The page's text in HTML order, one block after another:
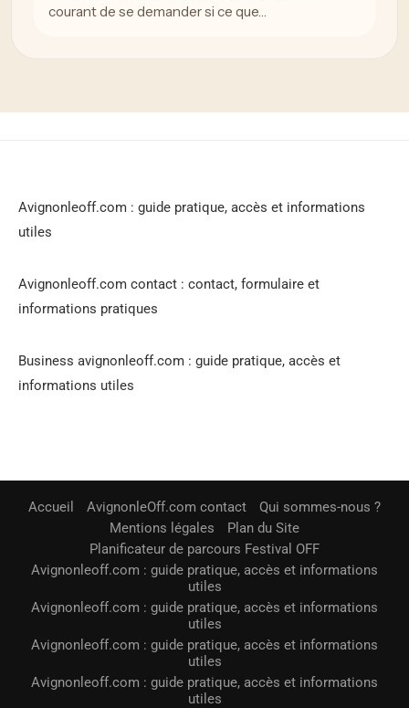
courant de se demander si ce que…
Avignonleoff.com : guide pratique, accès et informations
utiles
Avignonleoff.com contact : contact, formulaire et
informations pratiques
Business avignonleoff.com : guide pratique, accès et
informations utiles
Accueil AvignonleOff.com contact
Qui sommes-nous ?
Mentions légales
Plan du Site
Planificateur de parcours Festival OFF
Avignonleoff.com : guide pratique, accès et informations
utiles
Avignonleoff.com : guide pratique, accès et informations
utiles
Avignonleoff.com : guide pratique, accès et informations
utiles
Avignonleoff.com : guide pratique, accès et informations
utiles